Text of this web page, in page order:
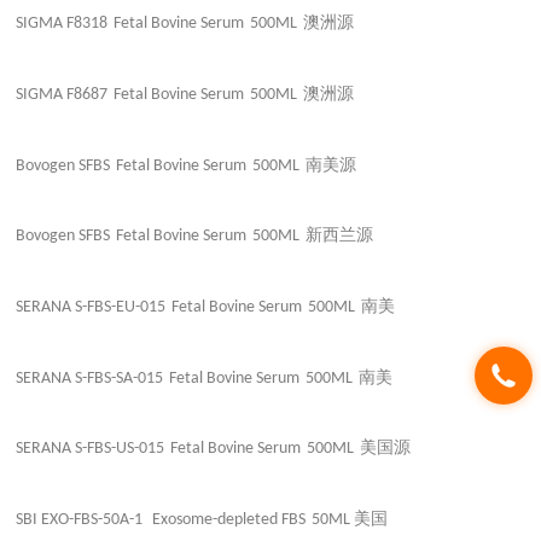
SIGMA F8318 Fetal Bovine Serum 500ML 澳洲源
SIGMA F8687 Fetal Bovine Serum 500ML 澳洲源
Bovogen SFBS Fetal Bovine Serum 500ML 南美源
Bovogen SFBS Fetal Bovine Serum 500ML 新西兰源
SERANA S-FBS-EU-015 Fetal Bovine Serum 500ML 南美
SERANA S-FBS-SA-015 Fetal Bovine Serum 500ML 南美
SERANA S-FBS-US-015 Fetal Bovine Serum 500ML 美国源
SBI EXO-FBS-50A-1 Exosome-depleted FBS 50ML 美国